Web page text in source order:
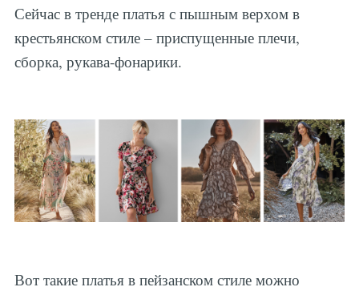
Сейчас в тренде платья с пышным верхом в
крестьянском стиле – приспущенные плечи,
сборка, рукава-фонарики.
Вот такие платья в пейзанском стиле можно